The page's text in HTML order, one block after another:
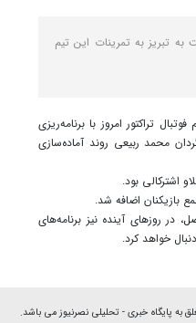
به تبریز به تمرینات این تیم
تراکتور امروز با برنامه‌ریزی
محمد ربیعی روند آماده‌سازی
اشترکالی بود.
بازیکنان اضافه شد.
در روزهای آینده نیز برنامه‌های
خواهد کرد.